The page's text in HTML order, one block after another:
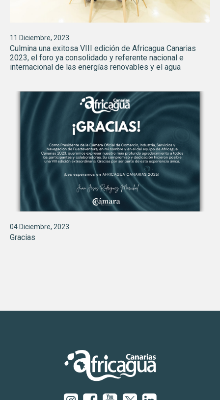
11 Diciembre, 2023
Culmina una exitosa VIII edición de Africagua Canarias
2023, el foro ya consolidado y referente nacional e
internacional de las energías renovables y el agua
04 Diciembre, 2023
Gracias